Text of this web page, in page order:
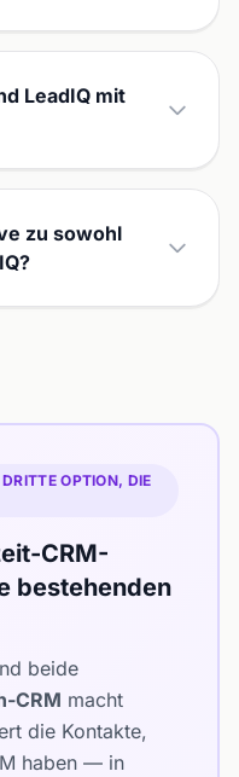
LeadIQ mit
zu sowohl
OPTION, DIE
CRM-
bestehenden
beide
CRM macht
die Kontakte,
haben — in